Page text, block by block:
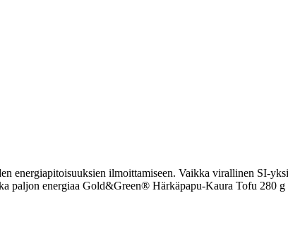
energiapitoisuuksien ilmoittamiseen. Vaikka virallinen SI-
paljon energiaa Gold&Green® Härkäpapu-Kaura Tofu 280 g